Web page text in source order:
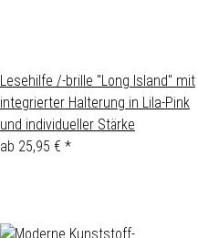
Lesehilfe /-brille "Long Island" mit
integrierter Halterung in Lila-Pink
und individueller Stärke
ab 25,95 € *